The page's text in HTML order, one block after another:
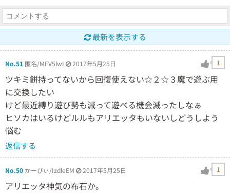
最新を表示する
No.51 匿名/MFV5lwI 2017年5月25日 1
ツキミ餅持ってないから回復使えない☆２☆３魔で遊ぶ用
に交換したい
けど最近縛り遊び勢も減って遊べる機会減ったしなぁ
ヒソカはいるけどルルもアリエッタもいないしどうしよう
悩む
返信する
No.50 かーびぃ/IzdleEM 2017年5月25日 1
アリエッタ神気の布石か。